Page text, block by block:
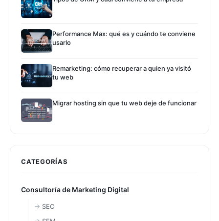
Performance Max: qué es y cuándo te conviene
usarlo
Remarketing: cómo recuperar a quien ya visitó
tu web
Migrar hosting sin que tu web deje de funcionar
CATEGORÍAS
Consultoría de Marketing Digital
SEO